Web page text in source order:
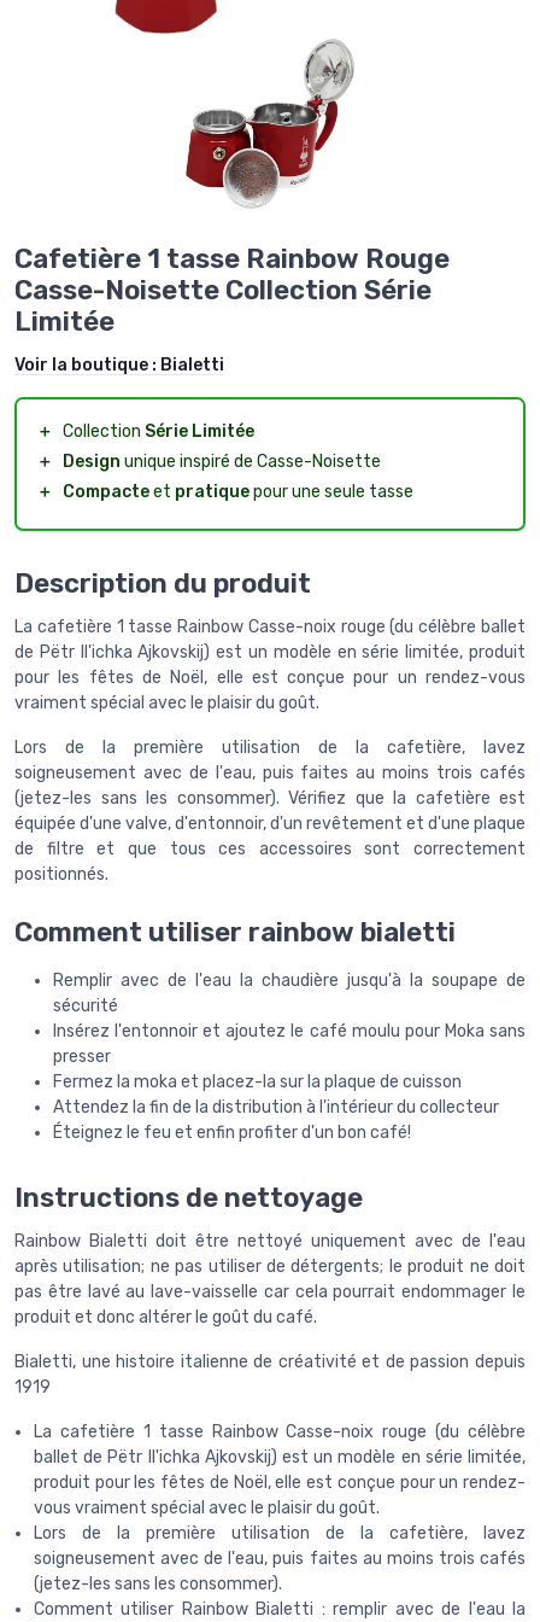
Cafetière 1 tasse Rainbow Rouge
Casse-Noisette Collection Série
Limitée
Voir la boutique : Bialetti
＋ Collection Série Limitée
＋
Design unique inspiré de Casse-Noisette
＋
Compacteet pratiquepour une seule tasse
Description du produit
La cafetière 1 tasse Rainbow Casse-noix rouge (du célèbre ballet
de Pëtr Il'ichka Ajkovskij) est un modèle en série limitée, produit
pour les fêtes de Noël, elle est conçue pour un rendez-vous
vraiment spécial avec le plaisir du goût.
Lors de la première utilisation de la cafetière, lavez
soigneusement avec de l'eau, puis faites au moins trois cafés
(jetez-les sans les consommer). Vérifiez que la cafetière est
équipée d'une valve, d'entonnoir, d'un revêtement et d'une plaque
de filtre et que tous ces accessoires sont correctement
positionnés.
Comment utiliser rainbow bialetti
Remplir avec de l'eau la chaudière jusqu'à la soupape de
sécurité
Insérez l'entonnoir et ajoutez le café moulu pour Moka sans
presser
Fermez la moka et placez-la sur la plaque de cuisson
Attendez la fin de la distribution à l'intérieur du collecteur
Éteignez le feu et enfin profiter d'un bon café!
Instructions de nettoyage
Rainbow Bialetti doit être nettoyé uniquement avec de l'eau
après utilisation; ne pas utiliser de détergents; le produit ne doit
pas être lavé au lave-vaisselle car cela pourrait endommager le
produit et donc altérer le goût du café.
Bialetti, une histoire italienne de créativité et de passion depuis
1919
La cafetière 1 tasse Rainbow Casse-noix rouge (du célèbre
ballet de Pëtr Il'ichka Ajkovskij) est un modèle en série limitée,
produit pour les fêtes de Noël, elle est conçue pour un rendez-
vous vraiment spécial avec le plaisir du goût.
Lors de la première utilisation de la cafetière, lavez
soigneusement avec de l'eau, puis faites au moins trois cafés
(jetez-les sans les consommer).
Comment utiliser Rainbow Bialetti : remplir avec de l'eau la